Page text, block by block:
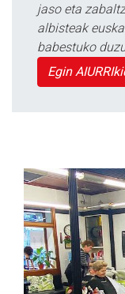
jaso eta
albisteak
babestuko
Egin